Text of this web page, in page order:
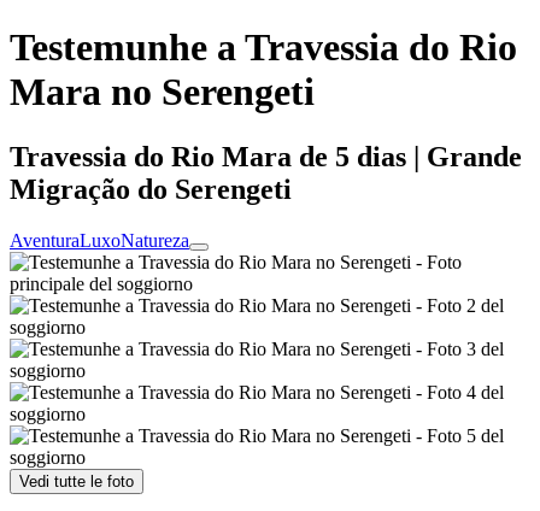
Testemunhe a Travessia do Rio
Mara no Serengeti
Travessia do Rio Mara de 5 dias | Grande
Migração do Serengeti
AventuraLuxoNatureza
Vedi tutte le foto